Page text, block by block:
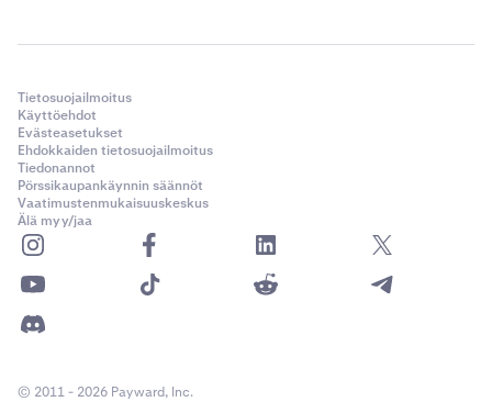
Tietosuojailmoitus
Käyttöehdot
Evästeasetukset
Ehdokkaiden tietosuojailmoitus
Tiedonannot
Pörssikaupankäynnin säännöt
Vaatimustenmukaisuuskeskus
Älä myy/jaa
© 2011 - 2026 Payward, Inc.